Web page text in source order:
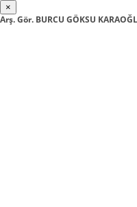
×
Arş. Gör. BURCU GÖKSU